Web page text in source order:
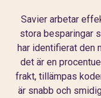
Savier arbetar
stora besparingar
har identifierat den
det är en
frakt, tillämpas
är snabb och